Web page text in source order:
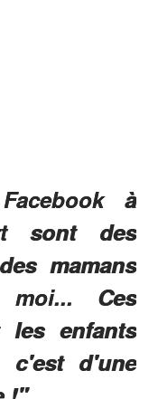
à
sont des
mamans
Ces
les enfants
c'est d'une